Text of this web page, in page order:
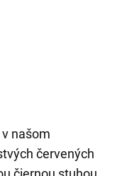
našom
červených